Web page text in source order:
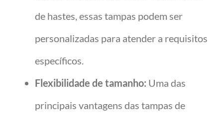
de hastes, essas tampas podem ser
personalizadas para atender a requisitos
específicos.
Flexibilidade de tamanho: Uma das
principais vantagens das tampas de